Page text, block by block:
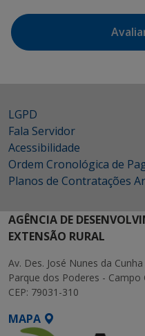
LGPD
Fala Servidor
Acessibilidade
Ordem Cronológica de
Planos de Contratações
AGÊNCIA DE
EXTENSÃO RURAL
Av. Des. José Nunes da
Parque dos Poderes -
CEP: 79031-310
MAPA